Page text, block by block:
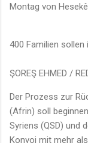
Montag von
400 Familien
ŞOREŞ EHMED /
Der Prozess zur
(Afrin) soll
Syriens (QSD) und
Konvoi mit mehr